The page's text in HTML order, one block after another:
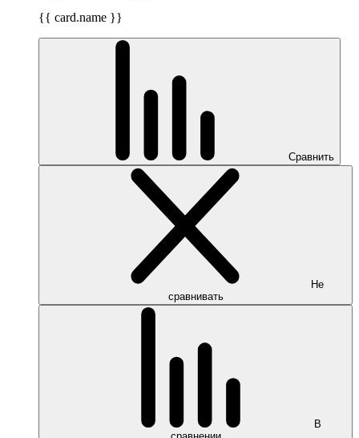
{{ card.name }}
Сравнить
Не
сравнивать
В